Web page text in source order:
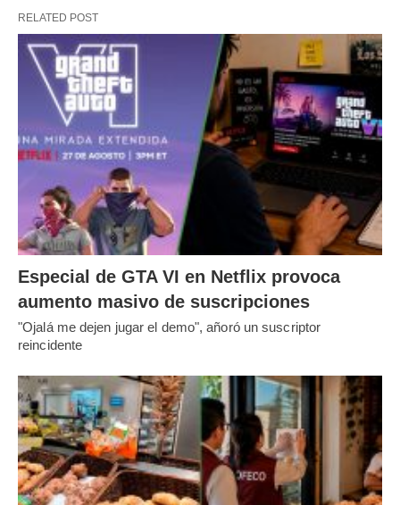
RELATED POST
Especial de GTA VI en Netflix provoca
aumento masivo de suscripciones
"Ojalá me dejen jugar el demo", añoró un suscriptor
reincidente